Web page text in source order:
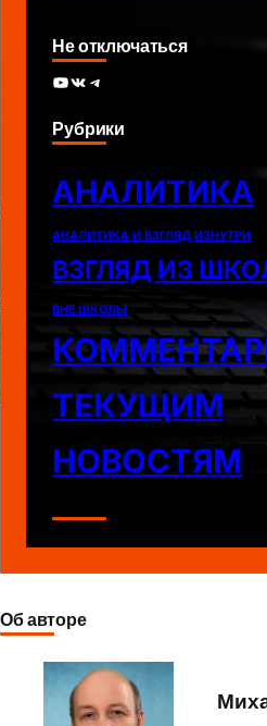
Не отключаться
YouTube ВКонтакте Telegram
Рубрики
АНАЛИТИКА
АНАЛИТИКА И ВЗГЛЯД ИЗНУТРИ
ВЗГЛЯД ИЗ
ВНЕ ШКОЛЫ
ТЕКУЩИМ
НОВОСТЯМ
Об авторе